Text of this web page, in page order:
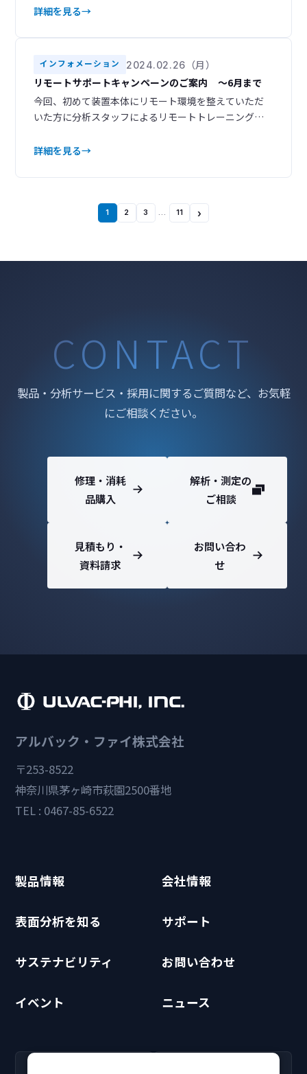
働くことができる職場環境の構築に取り組んでまいり
詳細を見る
インフォメーション 2024.02.26（月）
リモートサポートキャンペーンのご案内 ～6月まで
今回、初めて装置本体にリモート環境を整えていただ
いた方に分析スタッフによるリモートトレーニング（3
は、リモート接続による『リモートサポート』に対応
スエンジニアが直接装置の状態を確認することで
に → 早く確実な状態把握が可能 →
詳細を見る
1 2 3 … 11 ›
CONTACT
製品・分析サービス・採用に関するご質問など、お気軽
にご相談ください。
修理・消耗
品購入
解析・測定の
ご相談
見積もり・
資料請求
お問い合わ
せ
アルバック・ファイ株式会社
〒253-8522
神奈川県茅ヶ崎市萩園2500番地
TEL : 0467-85-6522
製品情報 会社情報
表面分析を知る サポート
サステナビリティ お問い合わせ
イベント ニュース